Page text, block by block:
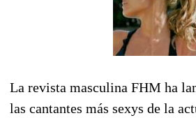
La revista masculina FHM ha
las cantantes más sexys de la